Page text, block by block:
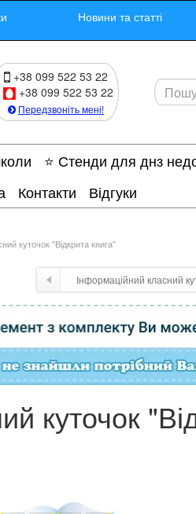
Новини та статті
+38 099 522 53 22
+38 099 522 53 22
Передзвоніть мені!
⭐ Стенди для днз
Контакти Відгуки
куточок "Відкрита книга"
Інформаційний класний
куточок